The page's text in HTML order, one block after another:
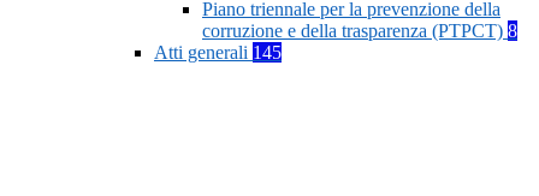
Piano triennale per la prevenzione della
corruzione e della trasparenza (PTPCT) 8
Atti generali 145